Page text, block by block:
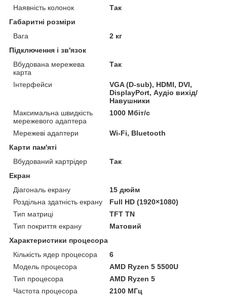
Наявність колонок
Так
Габаритні розміри
Вага
2 кг
Підключення і зв'язок
Вбудована мережева
карта
Так
Інтерфейси
VGA (D-sub), HDMI, DVI,
DisplayPort, Аудіо вихід/
Навушники
Максимальна швидкість
мережевого адаптера
1000 Мбіт/с
Мережеві адаптери
Wi-Fi, Bluetooth
Карти пам'яті
Вбудований картрідер
Так
Екран
Діагональ екрану
15 дюйм
Роздільна здатність екрану
Full HD (1920×1080)
Тип матриці
TFT TN
Тип покриття екрану
Матовий
Характеристики процесора
Кількість ядер процесора
6
Модель процесора
AMD Ryzen 5 5500U
Тип процесора
AMD Ryzen 5
Частота процесора
2100 МГц